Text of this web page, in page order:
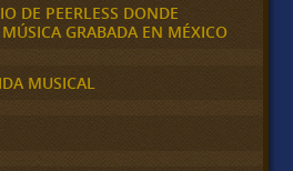
DE PEERLESS DONDE
GRABADA EN MÉXICO
MUSICAL